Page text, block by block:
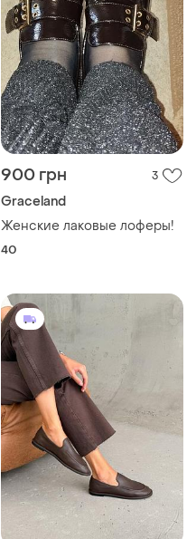
900 грн 3
Graceland
Женские лаковые лоферы!
40